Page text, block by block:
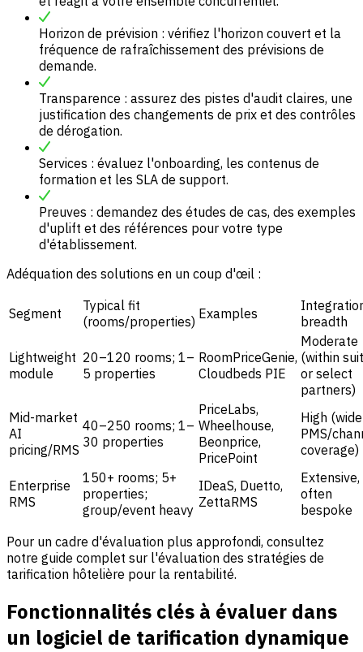
Horizon de prévision : vérifiez l'horizon couvert et la
fréquence de rafraîchissement des prévisions de
demande.
Transparence : assurez des pistes d'audit claires, une
justification des changements de prix et des contrôles
de dérogation.
Services : évaluez l'onboarding, les contenus de
formation et les SLA de support.
Preuves : demandez des études de cas, des exemples
d'uplift et des références pour votre type
d'établissement.
Adéquation des solutions en un coup d'œil :
Segment
Typical fit
(rooms/properties) Examples
breadth
Lightweight
module
20–120 rooms; 1–
5 properties
RoomPriceGenie,
Cloudbeds PIE
Moderate
(within
or select
partners)
Mid-market
AI
pricing/RMS
40–250 rooms; 1–
30 properties
PriceLabs,
Wheelhouse,
Beonprice,
PricePoint
High (wide
PMS/
coverage)
Enterprise
RMS
150+ rooms; 5+
properties;
group/event heavy
IDeaS, Duetto,
ZettaRMS
Extensive,
often
bespoke
Pour un cadre d'évaluation plus approfondi, consultez
notre guide complet sur l'évaluation des stratégies de
tarification hôtelière pour la rentabilité.
Fonctionnalités clés à évaluer dans
un logiciel de tarification dynamique